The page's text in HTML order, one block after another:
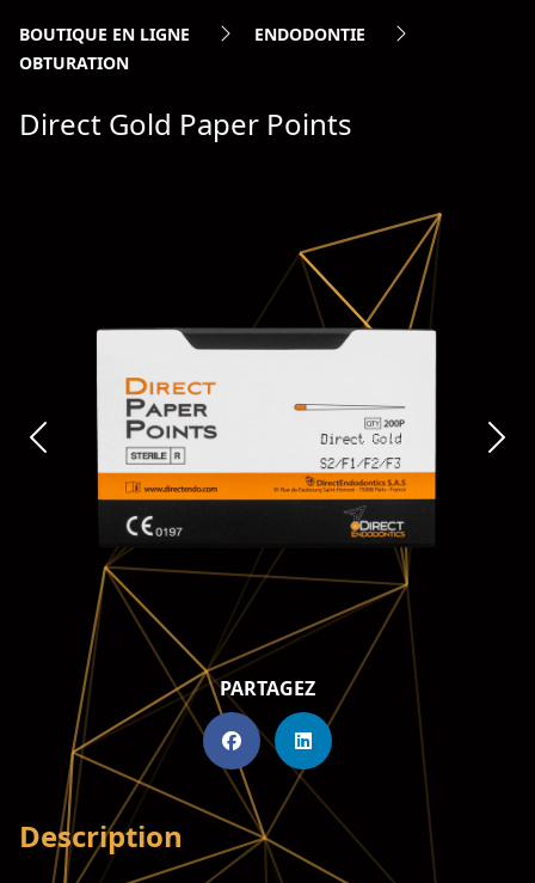
BOUTIQUE EN LIGNE
ENDODONTIE
OBTURATION
Direct Gold Paper Points
PARTAGEZ
Description